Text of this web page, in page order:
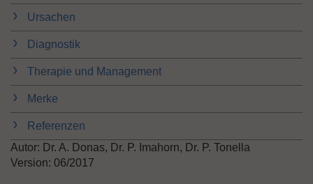
Ursachen
Diagnostik
Therapie und Management
Merke
Referenzen
Autor: Dr. A. Donas, Dr. P. Imahorn, Dr. P. Tonella
Version: 06/2017